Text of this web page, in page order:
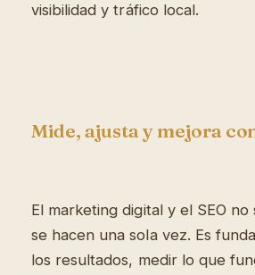
visibilidad y tráfico local.
Mide, ajusta y mejora
El marketing digital y el SEO
se hacen una sola vez. Es
los resultados, medir lo que